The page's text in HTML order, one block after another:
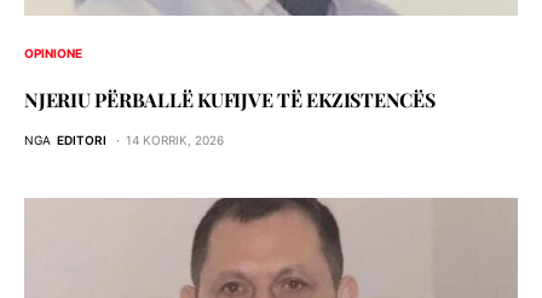
OPINIONE
NJERIU PЁRBALLЁ KUFIJVE TЁ EKZISTENCЁS
NGA EDITORI 14 KORRIK, 2026